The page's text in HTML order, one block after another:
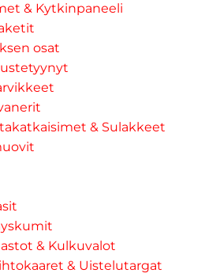
& Kytkinpaneeli
osat
& Sulakkeet
& Kulkuvalot
& Uistelutargat